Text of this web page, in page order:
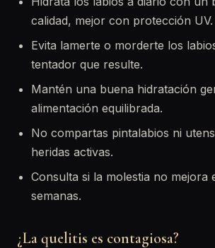
calidad, mejor con protección UV.
Evita lamerte o morderte los
tentador que resulte.
Mantén una buena hidratación
alimentación equilibrada.
No compartas pintalabios ni
heridas activas.
Consulta si la molestia no mejora
semanas.
¿La quelitis es contagiosa?